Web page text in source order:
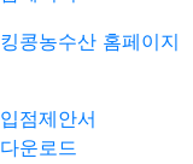
킹콩농수산 홈페이지
입점제안서
다운로드